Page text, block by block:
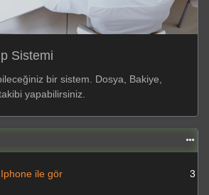
Sistemi
bir sistem. Dosya, Bakiye,
yapabilirsiniz.
Iphone ile gör 3